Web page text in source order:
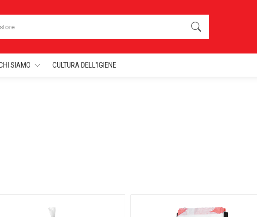
SIAMO CULTURA DELL'IGIENE